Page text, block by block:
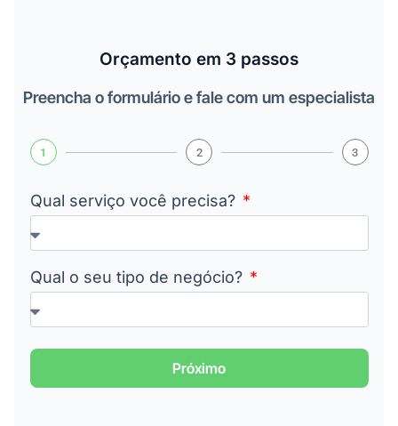
Orçamento em 3 passos
Preencha o formulário e fale com um especialista
1 2 3
Qual serviço você precisa?
Qual o seu tipo de negócio?
Próximo